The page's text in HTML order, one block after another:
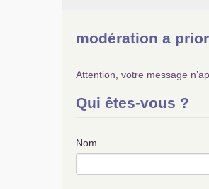
modération a
Attention, votre message
Qui êtes-vous ?
Nom